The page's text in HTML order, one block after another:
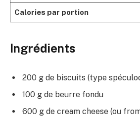
Calories par portion
Ingrédients
200 g de biscuits (type
100 g de beurre fondu
600 g de cream cheese (ou